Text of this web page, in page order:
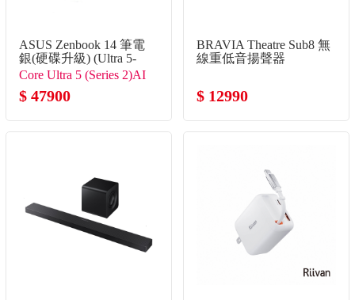
ASUS Zenbook 14 筆電
銀(硬碟升級) (Ultra 5-
225H/16G/2TB SSD/W11)
Core Ultra 5 (Series 2)AI
處理器
$ 47900
BRAVIA Theatre Sub8 無
線重低音揚聲器
$ 12990